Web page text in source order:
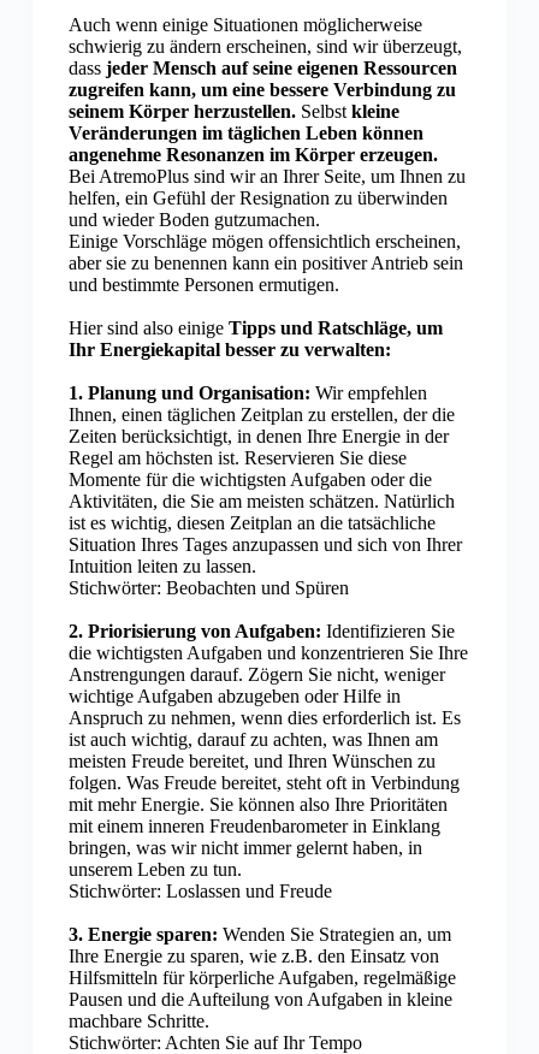
Auch wenn einige Situationen möglicherweise
schwierig zu ändern erscheinen, sind wir überzeugt,
dass jeder Mensch auf seine eigenen Ressourcen
zugreifen kann, um eine bessere Verbindung zu
seinem Körper herzustellen.Selbst kleine
Veränderungen im täglichen Leben können
angenehme Resonanzen im Körper erzeugen.
Bei AtremoPlus sind wir an Ihrer Seite, um Ihnen zu
helfen, ein Gefühl der Resignation zu überwinden
und wieder Boden gutzumachen.
Einige Vorschläge mögen offensichtlich erscheinen,
aber sie zu benennen kann ein positiver Antrieb sein
und bestimmte Personen ermutigen.
Hier sind also einige Tipps und Ratschläge, um
Ihr Energiekapital besser zu verwalten:
1. Planung und Organisation: Wir empfehlen
Ihnen, einen täglichen Zeitplan zu erstellen, der die
Zeiten berücksichtigt, in denen Ihre Energie in der
Regel am höchsten ist. Reservieren Sie diese
Momente für die wichtigsten Aufgaben oder die
Aktivitäten, die Sie am meisten schätzen. Natürlich
ist es wichtig, diesen Zeitplan an die tatsächliche
Situation Ihres Tages anzupassen und sich von Ihrer
Intuition leiten zu lassen.
Stichwörter: Beobachten und Spüren
2. Priorisierung von Aufgaben: Identifizieren Sie
die wichtigsten Aufgaben und konzentrieren Sie Ihre
Anstrengungen darauf. Zögern Sie nicht, weniger
wichtige Aufgaben abzugeben oder Hilfe in
Anspruch zu nehmen, wenn dies erforderlich ist. Es
ist auch wichtig, darauf zu achten, was Ihnen am
meisten Freude bereitet, und Ihren Wünschen zu
folgen. Was Freude bereitet, steht oft in Verbindung
mit mehr Energie. Sie können also Ihre Prioritäten
mit einem inneren Freudenbarometer in Einklang
bringen, was wir nicht immer gelernt haben, in
unserem Leben zu tun.
Stichwörter: Loslassen und Freude
3. Energie sparen: Wenden Sie Strategien an, um
Ihre Energie zu sparen, wie z.B. den Einsatz von
Hilfsmitteln für körperliche Aufgaben, regelmäßige
Pausen und die Aufteilung von Aufgaben in kleine
machbare Schritte.
Stichwörter: Achten Sie auf Ihr Tempo